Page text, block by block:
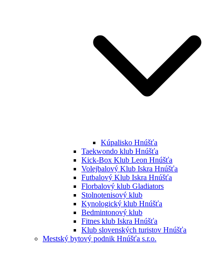
Kúpalisko Hnúšťa
Taekwondo klub Hnúšťa
Kick-Box Klub Leon Hnúšťa
Volejbalový Klub Iskra Hnúšťa
Futbalový Klub Iskra Hnúšťa
Florbalový klub Gladiators
Stolnotenisový klub
Kynologický klub Hnúšťa
Bedmintonový klub
Fitnes klub Iskra Hnúšťa
Klub slovenských turistov Hnúšťa
Mestský bytový podnik Hnúšťa s.r.o.